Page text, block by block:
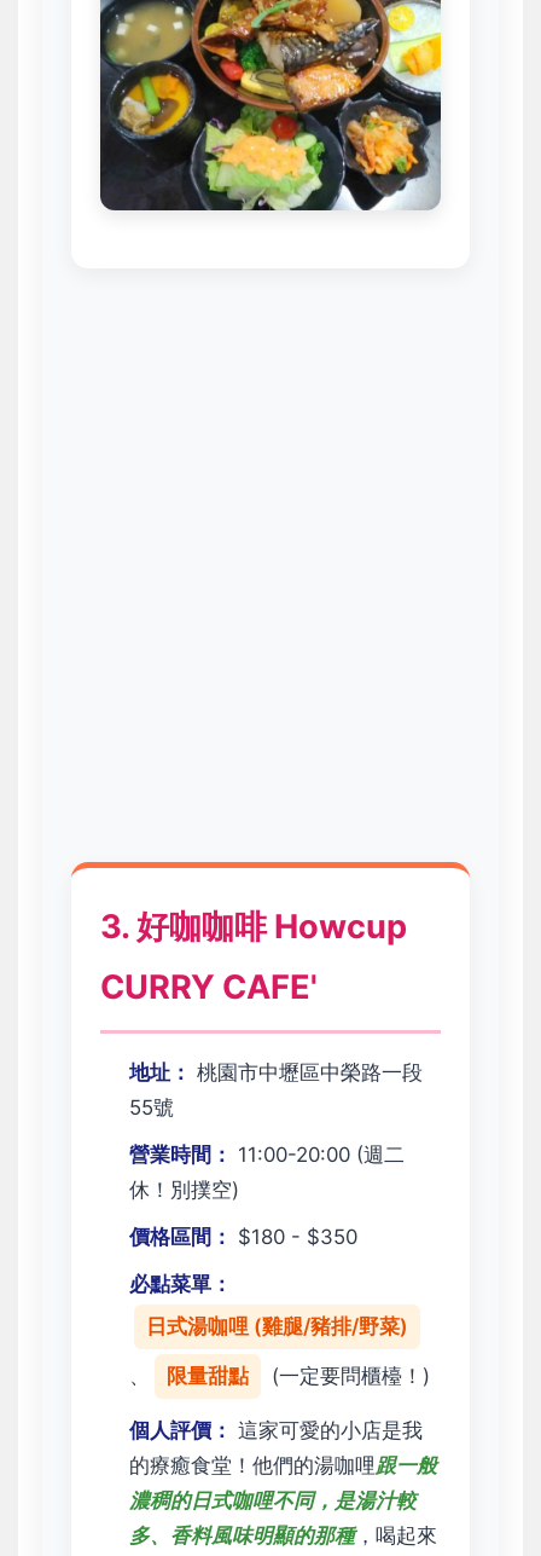
3. 好咖咖啡 Howcup
CURRY CAFE'
地址： 桃園市中壢區中榮路一段
55號
營業時間： 11:00-20:00 (週二
休！別撲空)
價格區間： $180 - $350
必點菜單：
日式湯咖哩 (雞腿/豬排/野菜)
、 限量甜點 (一定要問櫃檯！)
個人評價： 這家可愛的小店是我
的療癒食堂！他們的湯咖哩跟一般
濃稠的日式咖哩不同，是湯汁較
多、香料風味明顯的那種，喝起來